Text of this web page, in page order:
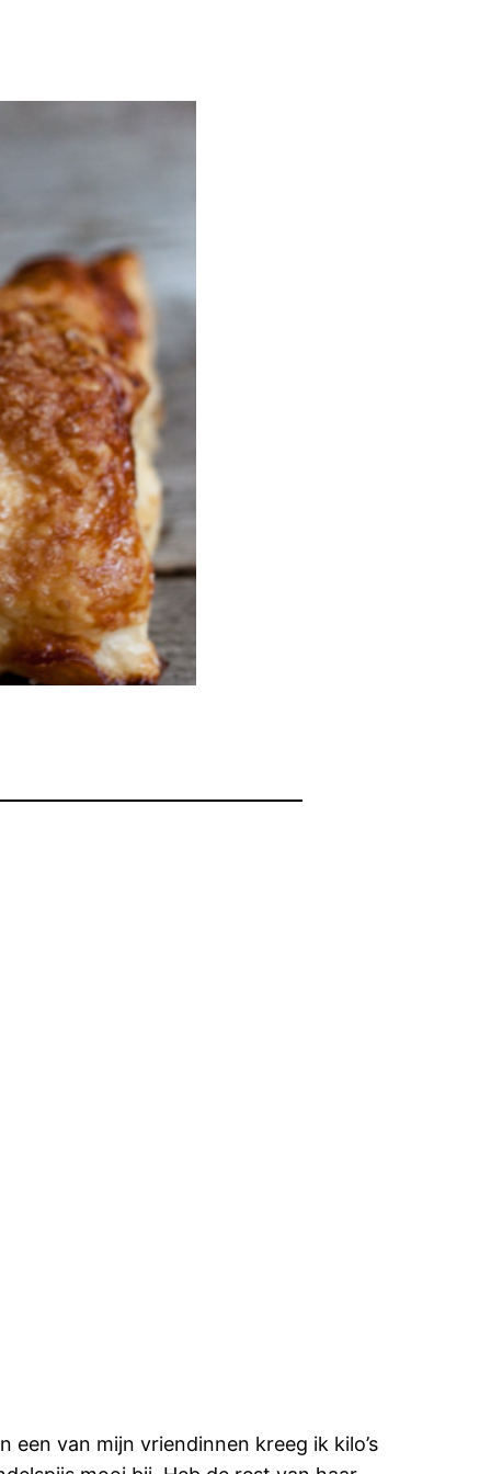
een van mijn vriendinnen kreeg ik kilo’s